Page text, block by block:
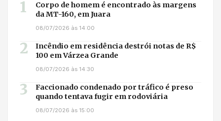
1
Corpo de homem é encontrado às margens
da MT-160, em Juara
08/07/2026 às 14:00
2
Incêndio em residência destrói notas de R$
100 em Várzea Grande
08/07/2026 às 14:30
3
Faccionado condenado por tráfico é preso
quando tentava fugir em rodoviária
08/07/2026 às 15:00